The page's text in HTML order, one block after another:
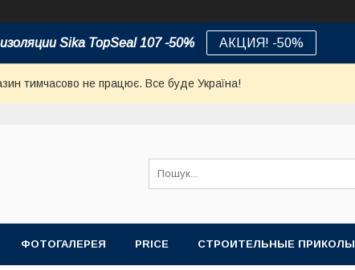
Sika TopSeal 107 -50% АКЦИЯ! -50%
тимчасово не працює. Все буде Україна!
ФОТОГАЛЕРЕЯ PRICE СТРОИТЕЛЬНЫЕ ПРИКОЛЫ